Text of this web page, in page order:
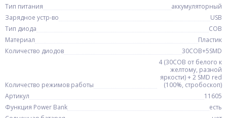
Тип питания
аккумуляторный
Зарядное устр-во
USB
Тип диода
COB
Материал
Пластик
Количество диодов
30COB+5SMD
Количество режимов работы
4 (30COB от белого к
желтому, разной
яркости) + 2 SMD red
(100%, стробоскоп)
Артикул
11605
Функция Power Bank
есть